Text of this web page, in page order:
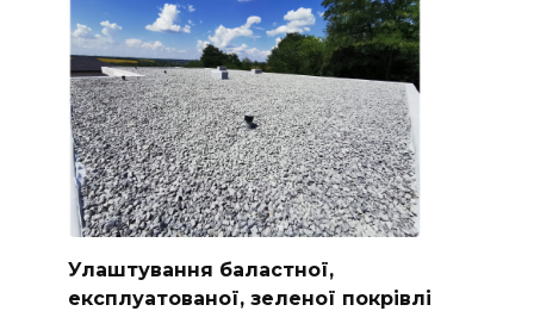
Улаштування баластної,
експлуатованої, зеленої покрівлі